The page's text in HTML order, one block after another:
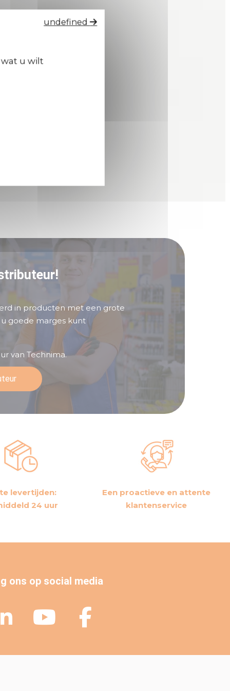
in producten met een grote
goede marges kunt
van Technima.
levertijden:
24 uur
Een proactieve en attente
klantenservice
ons op social media
u wilt
undefined